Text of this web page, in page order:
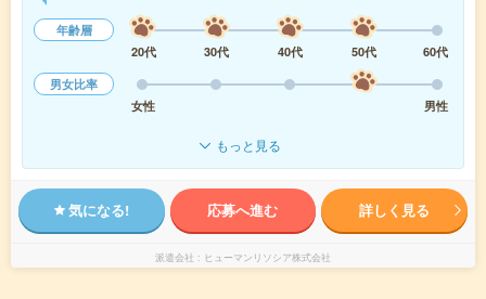
年齢層
20代
30代 40代 50代
60代
男女比率
女性
男性
もっと見る
気になる! 応募へ進む 詳しく見る
派遣会社 ヒューマンリソシア株式会社